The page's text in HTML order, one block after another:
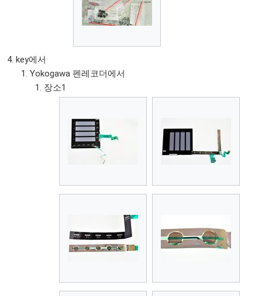
key에서
Yokogawa 펜레코더에서
장소1